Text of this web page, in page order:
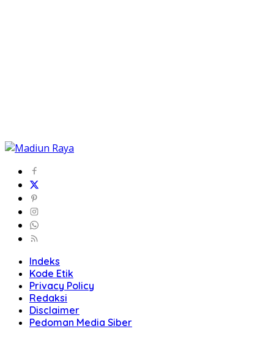
Indeks
Kode Etik
Privacy Policy
Redaksi
Disclaimer
Pedoman Media Siber